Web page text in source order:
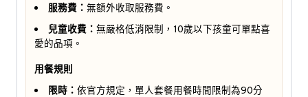
服務費： 無額外收取服務費。
兒童收費： 無嚴格低消限制，10歲以下孩童可單點喜
愛的品項。
用餐規則
限時： 依官方規定，單人套餐用餐時間限制為90分